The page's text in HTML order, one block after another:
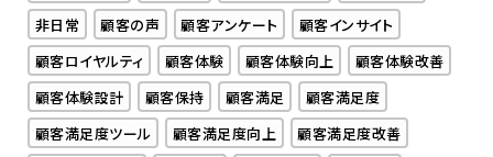
非日常
顧客の声 顧客アンケート
顧客インサイト
顧客ロイヤルティ
顧客体験 顧客体験向上
顧客体験改善
顧客体験設計
顧客保持 顧客満足
顧客満足度
顧客満足度ツール
顧客満足度向上
顧客満足度改善